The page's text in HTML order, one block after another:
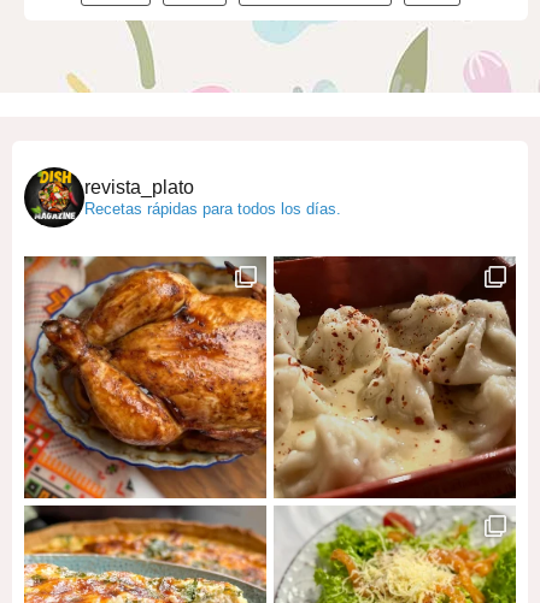
revista_plato
Recetas rápidas para todos los días.